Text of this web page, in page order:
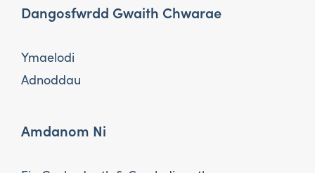
Dangosfwrdd Gwaith Chwarae
Ymaelodi
Adnoddau
Amdanom Ni